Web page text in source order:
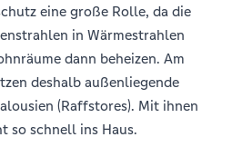
eine große Rolle, da die
in Wärmestrahlen
dann beheizen. Am
deshalb außenliegende
(Raffstores). Mit ihnen
so schnell ins Haus.